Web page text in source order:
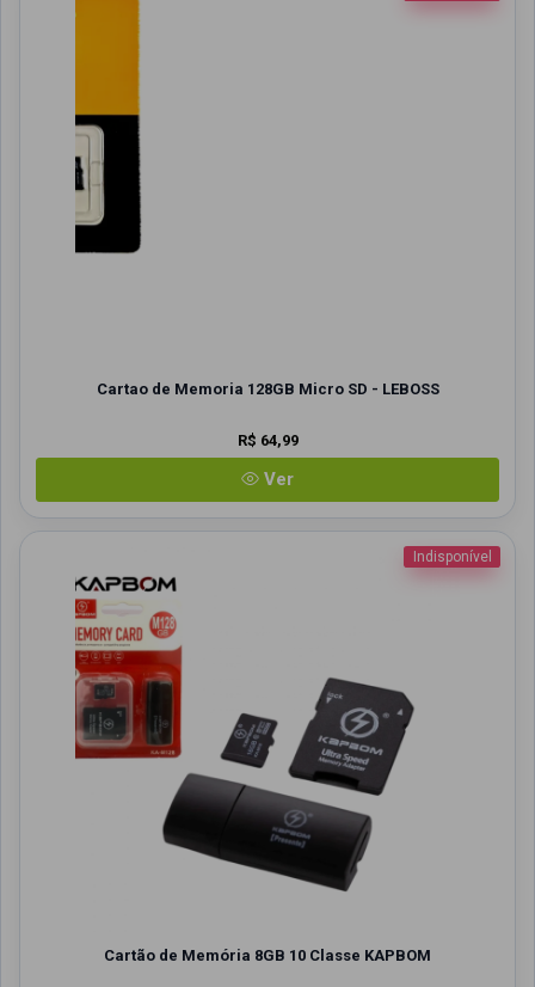
Cartao de Memoria 128GB Micro SD - LEBOSS
R$ 64,99
Ver
Indisponível
Cartão de Memória 8GB 10 Classe KAPBOM